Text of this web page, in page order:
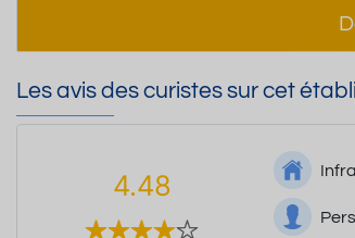
Les avis des curistes sur cet
4.48